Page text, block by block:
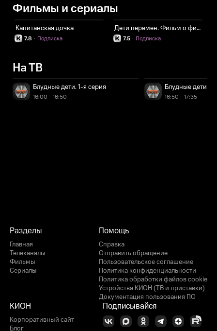
Фильмы и сериалы
Капитанская дочка
7.8 Подписка
·
Дети перемен. Фильм о фильме
7.5 Подписка
·
На ТВ
Блудные дети. 1-я серия
16:00 - 16:50
Блудные дети.
16:50 - 17:35
Разделы
Главная
Телеканалы
Фильмы
Сериалы
Помощь
Справка
Отправить обращение
Пользовательское соглашение
Политика конфиденциальности
Политика обработки файлов cookie
Устройства КИОН (ТВ и приставки)
Документация пользования ПО
КИОН
Корпоративный сайт
Блог
Подписывайся